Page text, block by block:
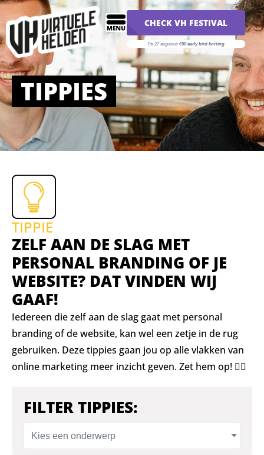
CHECK VH FESTIVAL
Tot 27 augustus€50 early bird korting
TIPPIES
TIPPIE
ZELF AAN DE SLAG MET
PERSONAL BRANDING OF JE
WEBSITE? DAT VINDEN WIJ
GAAF!
Iedereen die zelf aan de slag gaat met personal
branding of de website, kan wel een zetje in de rug
gebruiken. Deze tippies gaan jou op alle vlakken van
online marketing meer inzicht geven. Zet hem op! 👍🏻
FILTER TIPPIES:
Kies een onderwerp